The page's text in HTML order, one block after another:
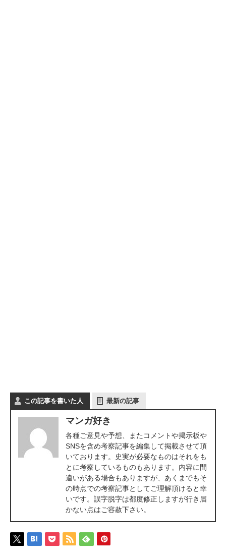
この記事を書いた人 最新の記事
マンガ好き
各種ご意見や予想、またコメントや掲示板や
SNSを含め考察記事を編集して掲載させて頂
いております。史実が必要なものはそれをも
とに考察しているものもあります。内容に間
違いがある場合もありますが、あくまでもそ
の時点での考察記事としてご理解頂けると幸
いです。誤字脱字は都度修正しますが行き届
かない点はご容赦下さい。